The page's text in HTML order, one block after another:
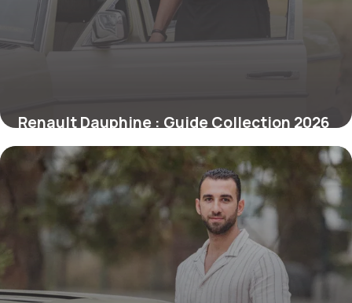
Renault Dauphine : Guide Collection 2026
1 juillet 2026